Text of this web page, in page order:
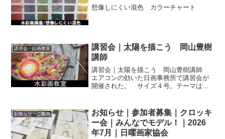
想像しにくい混色 カラーチャート
講習会・絵画教室
講習会｜太陽を描こう 岡山豊樹
講師
講習会｜太陽を描こう 岡山豊樹講師
エアコンの効いた日画事務所で講習会が
開催された。 サイズ４号。テーマは太
た人もあり、アクリル、透明水彩、パス
テルなどでスタートした。...
お知らせ・ご案内
お知らせ｜参加者募集｜クロッキ
ー会｜みんなでモデル！｜2026
年7月｜日曜画家協会